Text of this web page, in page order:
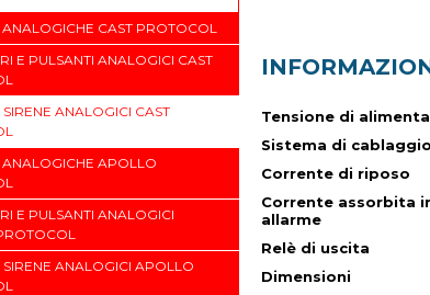
ANALOGICHE CAST PROTOCOL
E PULSANTI ANALOGICI CAST
ANALOGICI CAST
ANALOGICHE APOLLO
E PULSANTI ANALOGICI
ANALOGICI APOLLO
Tensione di
Sistema di cablaggio
Corrente di riposo
Corrente assorbita
allarme
Relè di uscita
Dimensioni